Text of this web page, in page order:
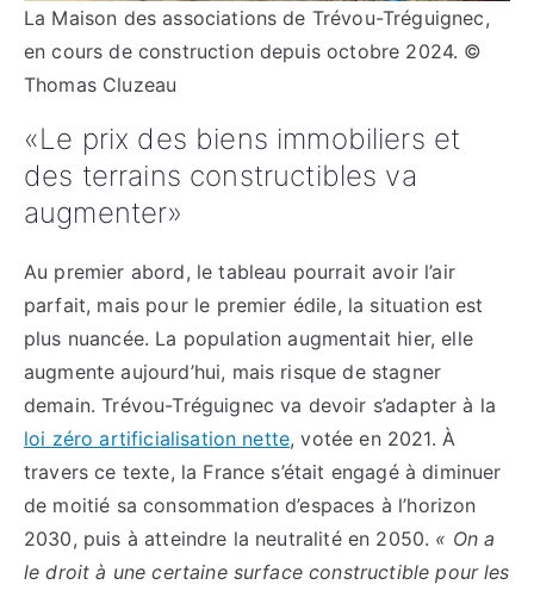
La Maison des associations de Trévou-Tréguignec,
en cours de construction depuis octobre 2024. ©
Thomas Cluzeau
«Le prix des biens immobiliers et
des terrains constructibles va
augmenter»
Au premier abord, le tableau pourrait avoir l’air
parfait, mais pour le premier édile, la situation est
plus nuancée. La population augmentait hier, elle
augmente aujourd’hui, mais risque de stagner
demain. Trévou-Tréguignec va devoir s’adapter à la
loi zéro artificialisation nette, votée en 2021. À
travers ce texte, la France s’était engagé à diminuer
de moitié sa consommation d’espaces à l’horizon
2030, puis à atteindre la neutralité en 2050. « On a
le droit à une certaine surface constructible pour les